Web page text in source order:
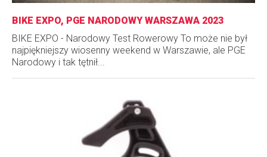
BIKE EXPO, PGE NARODOWY WARSZAWA 2023
BIKE EXPO - Narodowy Test Rowerowy To może nie był
najpiękniejszy wiosenny weekend w Warszawie, ale PGE
Narodowy i tak tętnił...